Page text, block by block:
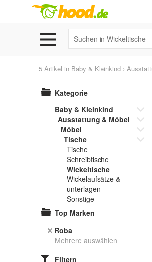
5 Artikel in Baby & Kleinkind ›
Kategorie
Baby & Kleinkind
Ausstattung & Möbel
Möbel
Tische
Tische
Schreibtische
Wickeltische
Wickelaufsätze & -
unterlagen
Sonstige
Top Marken
Roba
Mehrere auswählen
Filtern